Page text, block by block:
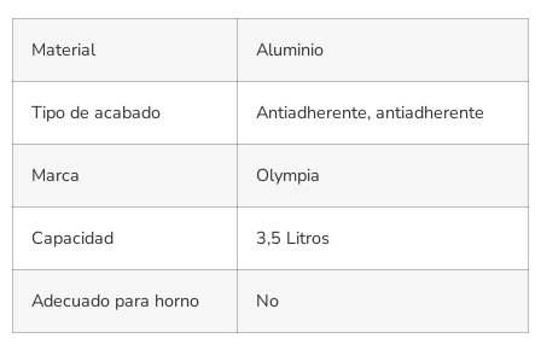
Material Aluminio
Tipo de acabado Antiadherente, antiadherente
Marca Olympia
Capacidad 3,5 Litros
Adecuado para horno No